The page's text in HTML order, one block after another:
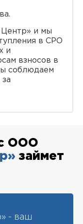
и мы
в СРО
и
взносов в
соблюдаем
ООО
займет
- ваш